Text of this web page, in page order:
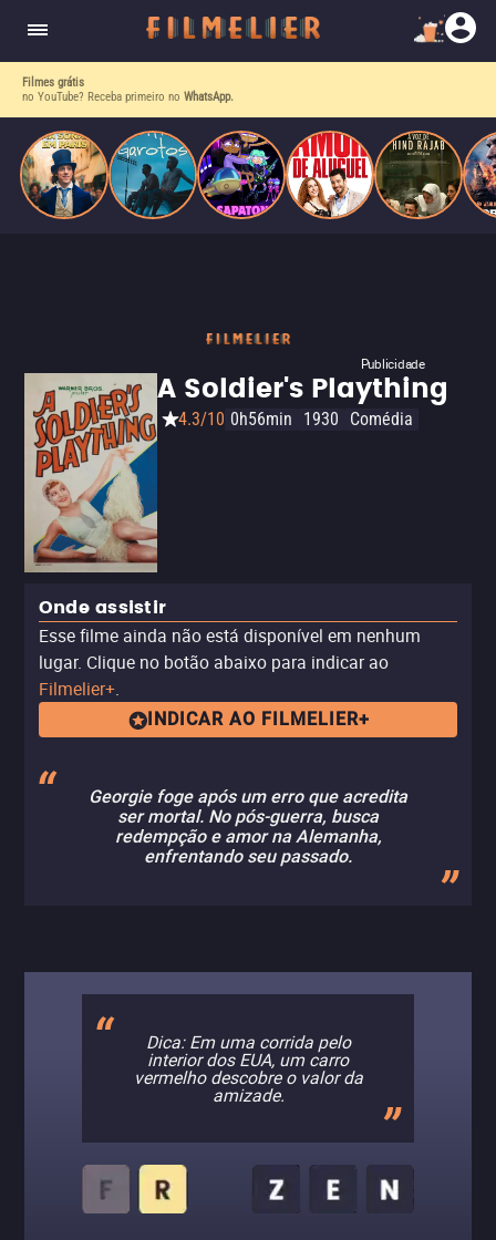
Filmes grátis
no YouTube? Receba primeiro no WhatsApp.
Publicidade
A Soldier's Plaything
4.3/10 0h56min 1930 Comédia
Onde assistir
Esse filme ainda não está disponível em nenhum
lugar. Clique no botão abaixo para indicar ao
Filmelier+.
INDICAR AO FILMELIER+
Georgie foge após um erro que acredita
ser mortal. No pós-guerra, busca
redempção e amor na Alemanha,
enfrentando seu passado.
Dica: Em uma corrida pelo
interior dos EUA, um carro
vermelho descobre o valor da
amizade.
Paris
obras-primas, participa de festas e busca romance